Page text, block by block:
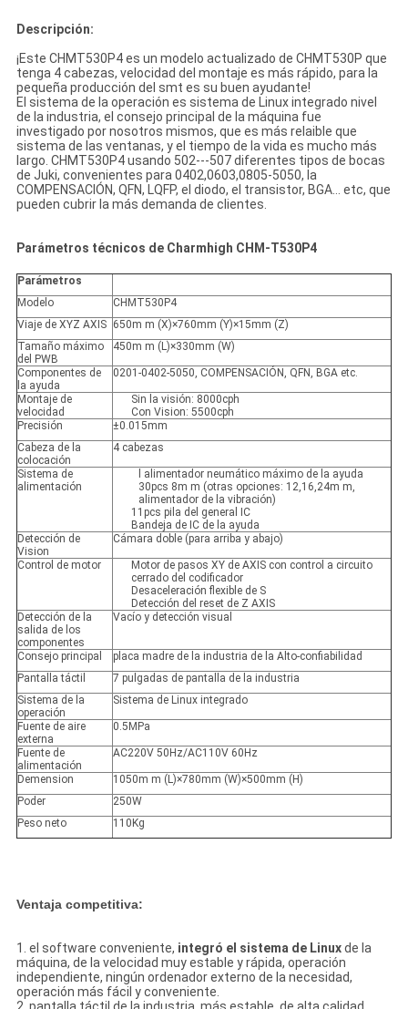
Descripción:
¡Este CHMT530P4 es un modelo actualizado de CHMT530P que
tenga 4 cabezas, velocidad del montaje es más rápido, para la
pequeña producción del smt es su buen ayudante!
El sistema de la operación es sistema de Linux integrado nivel
de la industria, el consejo principal de la máquina fue
investigado por nosotros mismos, que es más relaible que
sistema de las ventanas, y el tiempo de la vida es mucho más
largo. CHMT530P4 usando 502---507 diferentes tipos de bocas
de Juki, convenientes para 0402,0603,0805-5050, la
COMPENSACIÓN, QFN, LQFP, el diodo, el transistor, BGA… etc, que
pueden cubrir la más demanda de clientes.
Parámetros técnicos de Charmhigh CHM-T530P4
Parámetros
Modelo
CHMT530P4
Viaje de XYZ AXIS 650m m (X)×760mm (Y)×15mm (Z)
Tamaño máximo
del PWB
450m m (L)×330mm (W)
Componentes de
la ayuda
0201-0402-5050, COMPENSACIÓN, QFN, BGA etc.
Montaje de
velocidad
Sin la visión: 8000cph
Con Vision: 5500cph
Precisión
±0.015mm
Cabeza de la
colocación
4 cabezas
Sistema de
alimentación
l alimentador neumático máximo de la ayuda
30pcs 8m m (otras opciones: 12,16,24m m,
alimentador de la vibración)
11pcs pila del general IC
Bandeja de IC de la ayuda
Detección de
Vision
Cámara doble (para arriba y abajo)
Control de motor
Motor de pasos XY de AXIS con control a circuito
cerrado del codificador
Desaceleración flexible de S
Detección del reset de Z AXIS
Detección de la
salida de los
componentes
Vacío y detección visual
Consejo principal
placa madre de la industria de la Alto-confiabilidad
Pantalla táctil
7 pulgadas de pantalla de la industria
Sistema de la
operación
Sistema de Linux integrado
Fuente de aire
externa
0.5MPa
Fuente de
alimentación
AC220V 50Hz/AC110V 60Hz
Demension
1050m m (L)×780mm (W)×500mm (H)
Poder
250W
Peso neto
110Kg
Ventaja competitiva:
1. el software conveniente, integró el sistema de Linuxde la
máquina, de la velocidad muy estable y rápida, operación
independiente, ningún ordenador externo de la necesidad,
operación más fácil y conveniente.